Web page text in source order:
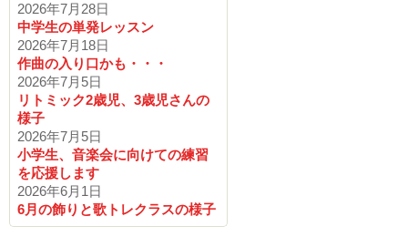
2026年7月28日
中学生の単発レッスン
2026年7月18日
作曲の入り口かも・・・
2026年7月5日
リトミック2歳児、3歳児さんの
様子
2026年7月5日
小学生、音楽会に向けての練習
を応援します
2026年6月1日
6月の飾りと歌トレクラスの様子